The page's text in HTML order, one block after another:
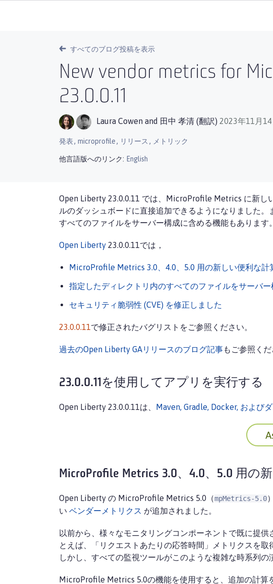
すべてのブログ投稿を表示
New vendor metrics for
23.0.0.11
Laura Cowen and 田中 孝清 (翻訳) 2023年11月14
発表, microprofile, リリース , メトリック
他言語版へのリンク: English
Open Liberty 23.0.0.11 では、MicroProfile Metrics に新し
ルのダッシュボードに直接追加できるようになりました
すべてのファイルをサーバー構成に含める機能もあります
Open Liberty 23.0.0.11では，
MicroProfile Metrics 3.0、4.0、5.0 用の新しい便利な計
指定したディレクトリ内のすべてのファイルをサーバ
セキュリティ脆弱性 (CVE) を修正しました
23.0.0.11で修正されたバグリストをご参照ください。
過去のOpen Liberty GAリリースのブログ記事もご参照くだ
23.0.0.11を使用してアプリを実行する
Open Liberty 23.0.0.11は、 Maven, Gradle, Docker, および
MicroProfile Metrics 3.0、4.0、5.0 用の
Open Liberty の MicroProfile Metrics 5.0（mpMetrics-5.0
い ベンダーメトリクス が追加されました。
以前から、様々なモニタリングコンポーネントで既に提
とえば、「リクエストあたりの応答時間」メトリクスを
しかし、すべての監視ツールがこのような複雑な時系列の
MicroProfile Metrics 5.0の機能を使用すると、追加の計算